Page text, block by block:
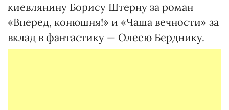
киевлянину Борису Штерну за роман
«Вперед, конюшня!» и «Чаша вечности» за
вклад в фантастику — Олесю Берднику.